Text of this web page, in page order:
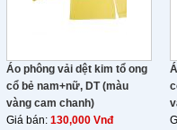
Áo phông vải dệt kim tổ ong
cổ bẻ nam+nữ, DT (màu
vàng cam chanh)
Giá bán: 130,000 Vnđ